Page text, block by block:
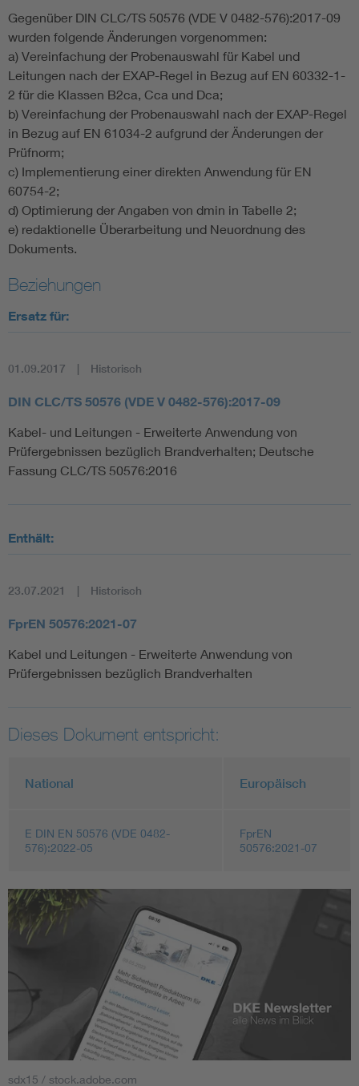
Gegenüber DIN CLC/TS 50576 (VDE V 0482-576):2017-09
wurden folgende Änderungen vorgenommen:
a) Vereinfachung der Probenauswahl für Kabel und
Leitungen nach der EXAP-Regel in Bezug auf EN 60332-1-
2 für die Klassen B2ca, Cca und Dca;
b) Vereinfachung der Probenauswahl nach der EXAP-Regel
in Bezug auf EN 61034-2 aufgrund der Änderungen der
Prüfnorm;
c) Implementierung einer direkten Anwendung für EN
60754-2;
d) Optimierung der Angaben von dmin in Tabelle 2;
e) redaktionelle Überarbeitung und Neuordnung des
Dokuments.
Beziehungen
Ersatz für:
01.09.2017 Historisch
DIN CLC/TS 50576 (VDE V 0482-576):2017-09
Kabel- und Leitungen - Erweiterte Anwendung von
Prüfergebnissen bezüglich Brandverhalten; Deutsche
Fassung CLC/TS 50576:2016
Enthält:
23.07.2021 Historisch
FprEN 50576:2021-07
Kabel und Leitungen - Erweiterte Anwendung von
Prüfergebnissen bezüglich Brandverhalten
Dieses Dokument entspricht:
National Europäisch
E DIN EN 50576 (VDE 0482-
576):2022-05
FprEN
50576:2021-07
sdx15 / stock.adobe.com